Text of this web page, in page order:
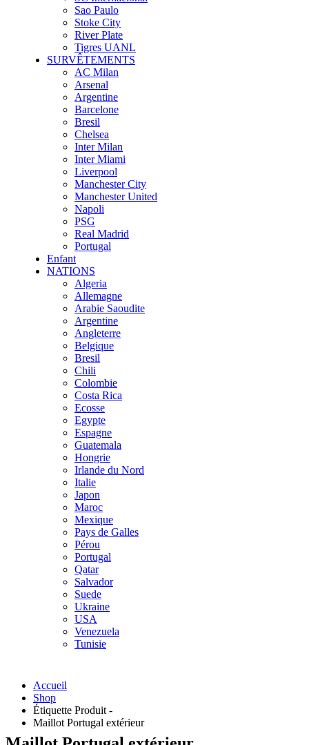
Sao Paulo
Stoke City
River Plate
Tigres UANL
SURVÊTEMENTS
AC Milan
Arsenal
Argentine
Barcelone
Bresil
Chelsea
Inter Milan
Inter Miami
Liverpool
Manchester City
Manchester United
Napoli
PSG
Real Madrid
Portugal
Enfant
NATIONS
Algeria
Allemagne
Arabie Saoudite
Argentine
Angleterre
Belgique
Bresil
Chili
Colombie
Costa Rica
Ecosse
Egypte
Espagne
Guatemala
Hongrie
Irlande du Nord
Italie
Japon
Maroc
Mexique
Pays de Galles
Pérou
Portugal
Qatar
Salvador
Suede
Ukraine
USA
Venezuela
Tunisie
Accueil
Shop
Étiquette Produit -
Maillot Portugal extérieur